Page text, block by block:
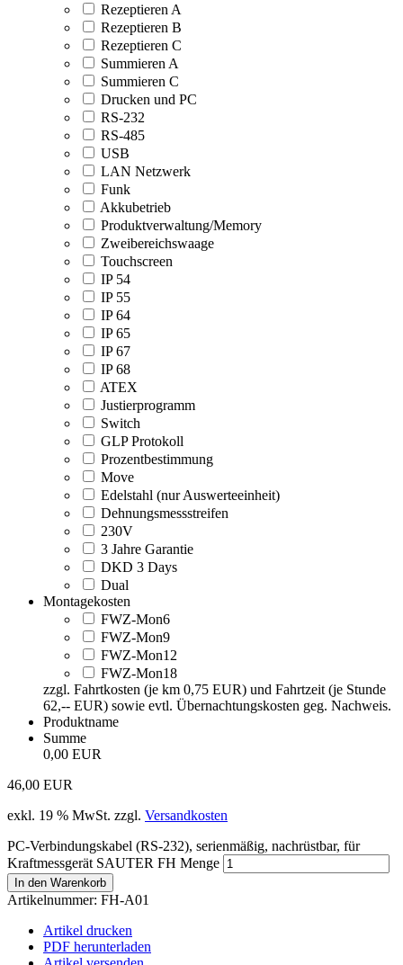
Rezeptieren A
Rezeptieren B
Rezeptieren C
Summieren A
Summieren C
Drucken und PC
RS-232
RS-485
USB
LAN Netzwerk
Funk
Akkubetrieb
Produktverwaltung/Memory
Zweibereichswaage
Touchscreen
IP 54
IP 55
IP 64
IP 65
IP 67
IP 68
ATEX
Justierprogramm
Switch
GLP Protokoll
Prozentbestimmung
Move
Edelstahl (nur Auswerteeinheit)
Dehnungsmessstreifen
230V
3 Jahre Garantie
DKD 3 Days
Dual
Montagekosten
FWZ-Mon6
FWZ-Mon9
FWZ-Mon12
FWZ-Mon18
zzgl. Fahrtkosten (je km 0,75 EUR) und Fahrtzeit (je Stunde
62,-- EUR) sowie evtl. Übernachtungskosten geg. Nachweis.
Produktname
Summe
0,00 EUR
46,00 EUR
exkl. 19 % MwSt. zzgl. Versandkosten
PC-Verbindungskabel (RS-232), serienmäßig, nachrüstbar, für
Kraftmessgerät SAUTER FH Menge
In den Warenkorb
Artikelnummer: FH-A01
Artikel drucken
PDF herunterladen